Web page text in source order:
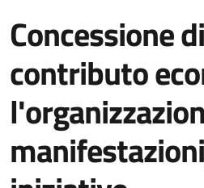
Concessione
contributo